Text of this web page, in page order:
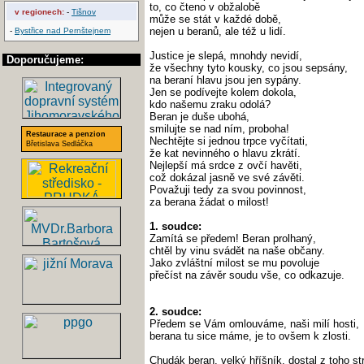
v regionech: - Tišnov
- Bystřice nad Pernštejnem
Doporučujeme:
Restaurace a penzion
Břetislava Sedláčka
to, co čteno v obžalobě
může se stát v každé době,
nejen u beranů, ale též u lidí.
Justice je slepá, mnohdy nevidí,
že všechny tyto kousky, co jsou sepsány,
na beraní hlavu jsou jen sypány.
Jen se podívejte kolem dokola,
kdo našemu zraku odolá?
Beran je duše ubohá,
smilujte se nad ním, proboha!
Nechtějte si jednou trpce vyčítati,
že kat nevinného o hlavu zkrátí.
Nejlepší má srdce z ovčí havěti,
což dokázal jasně ve své závěti.
Považuji tedy za svou povinnost,
za berana žádat o milost!
1. soudce:
Zamítá se předem! Beran prolhaný,
chtěl by vinu svádět na naše občany.
Jako zvláštní milost se mu povoluje
přečíst na závěr soudu vše, co odkazuje.
2. soudce:
Předem se Vám omlouváme, naši milí hosti,
berana tu sice máme, je to ovšem k zlosti.
Chudák beran, velký hříšník, dostal z toho